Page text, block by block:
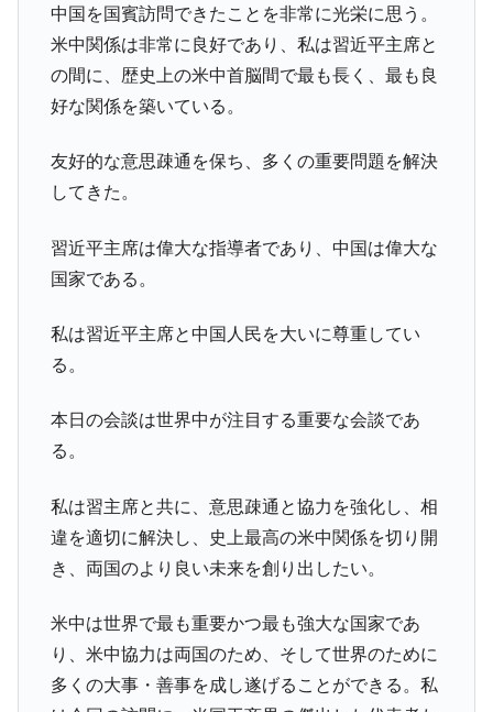
中国を国賓訪問できたことを非常に光栄に思う。
米中関係は非常に良好であり、私は習近平主席と
の間に、歴史上の米中首脳間で最も長く、最も良
好な関係を築いている。
友好的な意思疎通を保ち、多くの重要問題を解決
してきた。
習近平主席は偉大な指導者であり、中国は偉大な
国家である。
私は習近平主席と中国人民を大いに尊重してい
る。
本日の会談は世界中が注目する重要な会談であ
る。
私は習主席と共に、意思疎通と協力を強化し、相
違を適切に解決し、史上最高の米中関係を切り開
き、両国のより良い未来を創り出したい。
米中は世界で最も重要かつ最も強大な国家であ
り、米中協力は両国のため、そして世界のために
多くの大事・善事を成し遂げることができる。私